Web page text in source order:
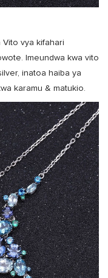
Vito vya kifahari
Imeundwa kwa vito
inatoa haiba ya
karamu & matukio.